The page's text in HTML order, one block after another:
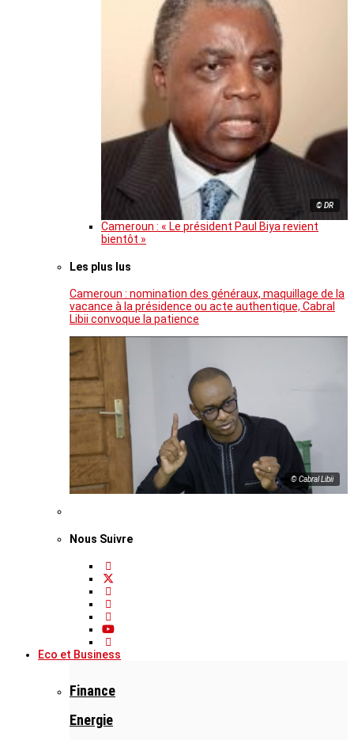
© DR
Cameroun : « Le président Paul Biya revient
bientôt »
Les plus lus
Cameroun : nomination des généraux, maquillage de la
vacance à la présidence ou acte authentique, Cabral
Libii convoque la patience
© Cabral Libii
Nous Suivre
Eco et Business
Finance
Energie